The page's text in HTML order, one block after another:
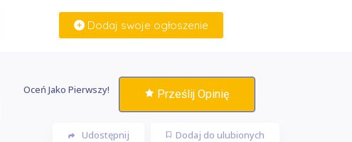
Dodaj swoje ogłoszenie
Oceń Jako Pierwszy! Prześlij Opinię
Dodaj do ulubionych
Udostępnij